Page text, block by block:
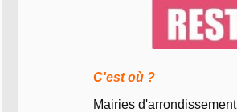
C'est où ?
Mairies d'arrondissement